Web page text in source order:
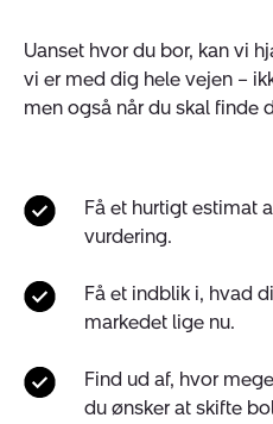
Uanset hvor du bor, kan vi
vi er med dig hele vejen –
men også når du skal finde
Få et hurtigt estimat
vurdering.
Få et indblik i, hvad
markedet lige nu.
Find ud af, hvor
du ønsker at skifte